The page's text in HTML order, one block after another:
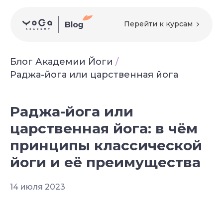
Перейти к курсам
Блог Академии Йоги /
Раджа-йога или царственная йога
Раджа-йога или
царственная йога: в чём
принципы классической
йоги и её преимущества
14 июля 2023